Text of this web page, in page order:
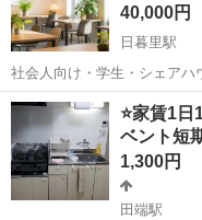
40,000円
日暮里駅
社会人向け・学生・シェアハウス個
く・すぐ入居ができる 「いきなり内見は不安」 「条件が合うか分から
ない」 「写真だけじゃ判断できない」 そんな方の
でのご...
東京 荒川区 日暮里駅
⭐️家賃1日
ベント短
1,300円
田端駅